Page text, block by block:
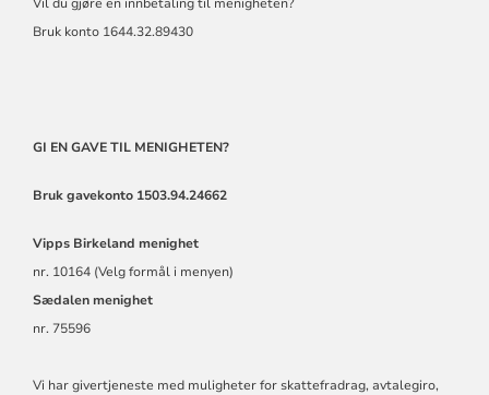
Bruk konto 1644.32.89430
GI EN GAVE TIL MENIGHETEN?
Bruk gavekonto 1503.94.24662
Vipps Birkeland menighet
nr. 10164 (Velg formål i menyen)
Sædalen menighet
nr. 75596
Vi har givertjeneste med muligheter for skattefradrag, avtalegiro,